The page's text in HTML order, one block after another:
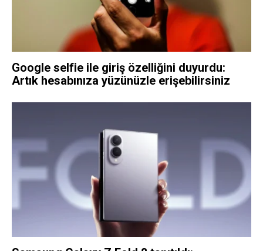
Google selfie ile giriş özelliğini duyurdu:
Artık hesabınıza yüzünüzle erişebilirsiniz